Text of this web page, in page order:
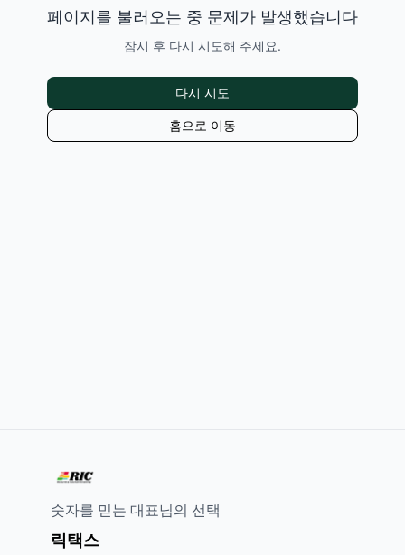
페이지를 불러오는 중 문제가 발생했습니다
잠시 후 다시 시도해 주세요.
다시 시도
홈으로 이동
숫자를 믿는 대표님의 선택
릭택스